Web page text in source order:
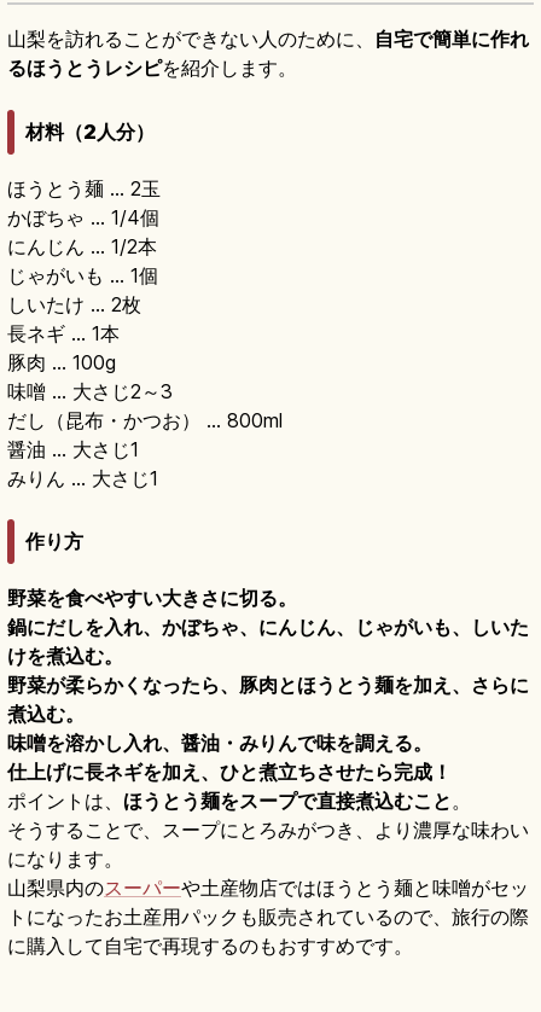
山梨を訪れることができない人のために、 自宅で簡単に作れ
るほうとうレシピを紹介します。
材料（2人分）
ほうとう麺 … 2玉
かぼちゃ … 1/4個
にんじん … 1/2本
じゃがいも … 1個
しいたけ … 2枚
長ネギ … 1本
豚肉 … 100g
味噌 … 大さじ2～3
だし（昆布・かつお） … 800ml
醤油 … 大さじ1
みりん … 大さじ1
作り方
野菜を食べやすい大きさに切る。
鍋にだしを入れ、かぼちゃ、にんじん、じゃがいも、しいた
けを煮込む。
野菜が柔らかくなったら、豚肉とほうとう麺を加え、さらに
煮込む。
味噌を溶かし入れ、醤油・みりんで味を調える。
仕上げに長ネギを加え、ひと煮立ちさせたら完成！
ポイントは、 ほうとう麺をスープで直接煮込むこと。
そうすることで、スープにとろみがつき、より濃厚な味わい
になります。
山梨県内のスーパーや土産物店ではほうとう麺と味噌がセッ
トになったお土産用パックも販売されているので、旅行の際
に購入して自宅で再現するのもおすすめです。